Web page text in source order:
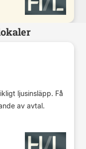
ljusinsläpp. Få
av avtal.